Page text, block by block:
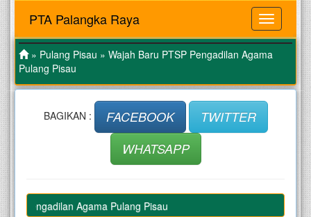
MENU
PTA Palangka Raya
» Pulang Pisau » Wajah Baru PTSP Pengadilan Agama
Pulang Pisau
BAGIKAN : FACEBOOK
TWITTER
WHATSAPP
Pengadilan Agama Pulang Pisau